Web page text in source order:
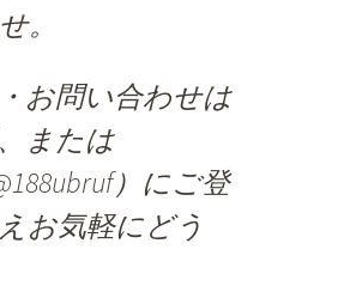
。
お問い合わせは
または
）にご登
お気軽にどう